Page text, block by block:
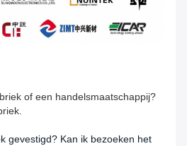
of een handelsmaatschappij?
gevestigd? Kan ik bezoeken het